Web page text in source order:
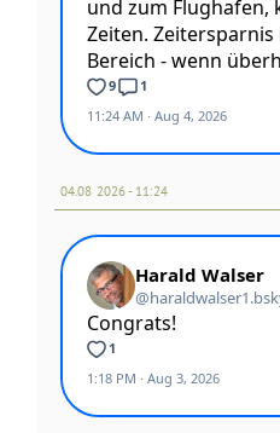
04.08 2026 - 11:24